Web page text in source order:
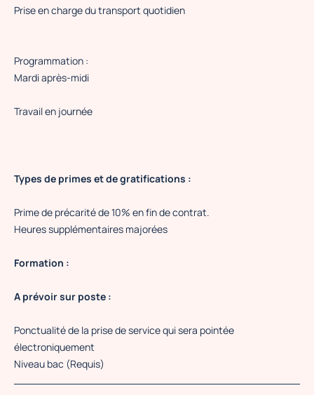
Prise en charge du transport quotidien
Programmation :
Mardi après-midi
Travail en journée
Types de primes et de gratifications :
Prime de précarité de 10% en fin de contrat.
Heures supplémentaires majorées
Formation :
A prévoir sur poste :
Ponctualité de la prise de service qui sera pointée
électroniquement
Niveau bac (Requis)